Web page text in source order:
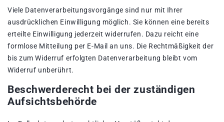
Viele Datenverarbeitungsvorgänge sind nur mit Ihrer
ausdrücklichen Einwilligung möglich. Sie können eine bereits
erteilte Einwilligung jederzeit widerrufen. Dazu reicht eine
formlose Mitteilung per E-Mail an uns. Die Rechtmäßigkeit der
bis zum Widerruf erfolgten Datenverarbeitung bleibt vom
Widerruf unberührt.
Beschwerderecht bei der zuständigen
Aufsichtsbehörde